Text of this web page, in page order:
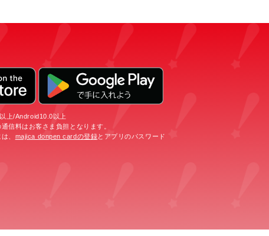
上/Android10.0以上
信料はお客さま負担となります。
、 majica donpen cardの登録とアプリのパスワード